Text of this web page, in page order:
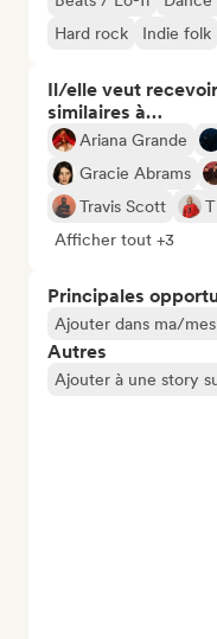
Hard rock
Indie folk
Il/elle veut
similaires à…
Ariana Grande
Gracie Abrams
Travis Scott
Afficher tout +3
Principales
Ajouter dans ma/
Autres
Ajouter à une story